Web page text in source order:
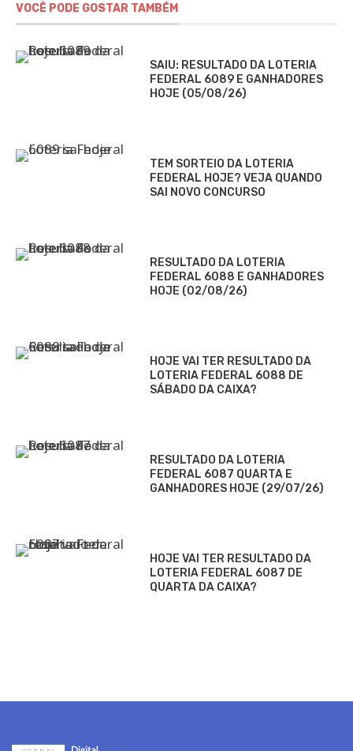
VOCÊ PODE GOSTAR TAMBÉM
SAIU: RESULTADO DA LOTERIA
FEDERAL 6089 E GANHADORES
HOJE (05/08/26)
TEM SORTEIO DA LOTERIA
FEDERAL HOJE? VEJA QUANDO
SAI NOVO CONCURSO
RESULTADO DA LOTERIA
FEDERAL 6088 E GANHADORES
HOJE (02/08/26)
HOJE VAI TER RESULTADO DA
LOTERIA FEDERAL 6088 DE
SÁBADO DA CAIXA?
RESULTADO DA LOTERIA
FEDERAL 6087 QUARTA E
GANHADORES HOJE (29/07/26)
HOJE VAI TER RESULTADO DA
LOTERIA FEDERAL 6087 DE
QUARTA DA CAIXA?